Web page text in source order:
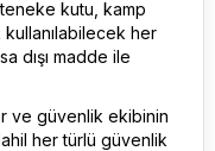
kutu, kamp
her
dışı madde ile
ve güvenlik ekibinin
her türlü güvenlik